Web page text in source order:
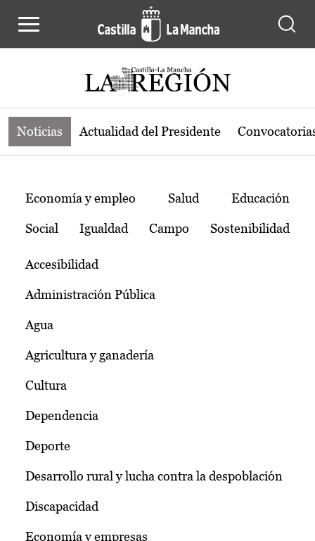
Noticias de la región de Castilla-La
Noticias Actualidad del Presidente
Temas
Economía y empleo Salud Educación
Social Igualdad Campo Sostenibilidad
Accesibilidad
Administración Pública
Agua
Agricultura y ganadería
Cultura
Dependencia
Deporte
Desarrollo rural y lucha contra la despoblación
Discapacidad
Economía y empresas